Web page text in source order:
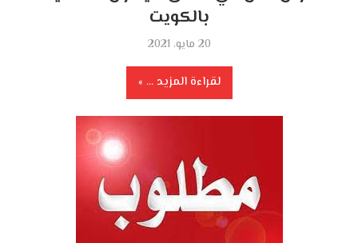
بالكويت
20 مايو، 2021
لقراءة المزيد ...